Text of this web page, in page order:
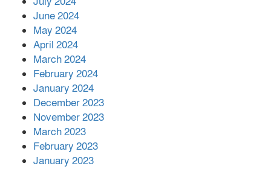
June 2024
May 2024
April 2024
March 2024
February 2024
January 2024
December 2023
November 2023
March 2023
February 2023
January 2023